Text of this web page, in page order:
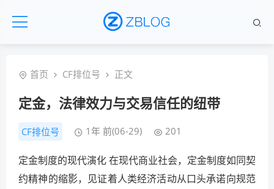
首页 CF排位号 正文
定金，法律效力与交易信任的纽带
CF排位号 1年 前(06-29) 201
定金制度的现代演化 在现代商业社会，定金制度如同契
约精神的缩影，见证着人类经济活动从口头承诺向规范